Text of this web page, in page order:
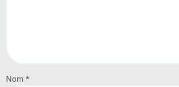
Nom *